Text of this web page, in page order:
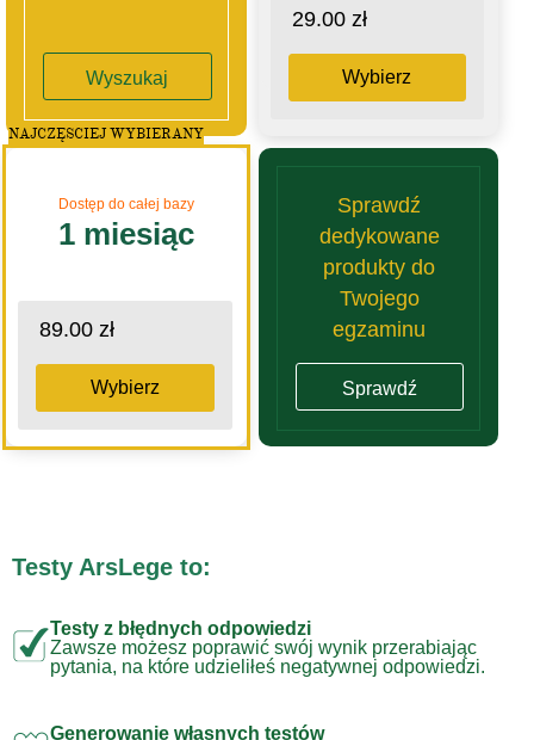
Wyszukaj
29.00 zł
Wybierz
Dostęp do całej bazy
1 miesiąc
89.00 zł
Wybierz
NAJCZĘSCIEJ WYBIERANY
Sprawdź
dedykowane
produkty do
Twojego
egzaminu
Sprawdź
Testy ArsLege to:
Testy z błędnych odpowiedzi
Zawsze możesz poprawić swój wynik przerabiając
pytania, na które udzieliłeś negatywnej odpowiedzi.
Generowanie własnych testów